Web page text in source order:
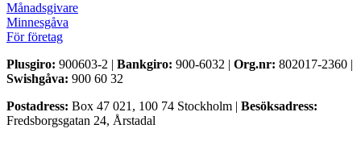
Månadsgivare
Minnesgåva
För företag
Plusgiro: 900603-2 | Bankgiro: 900-6032 | Org.nr: 802017-2360 |
Swishgåva: 900 60 32
Postadress: Box 47 021, 100 74 Stockholm | Besöksadress:
Fredsborgsgatan 24, Årstadal